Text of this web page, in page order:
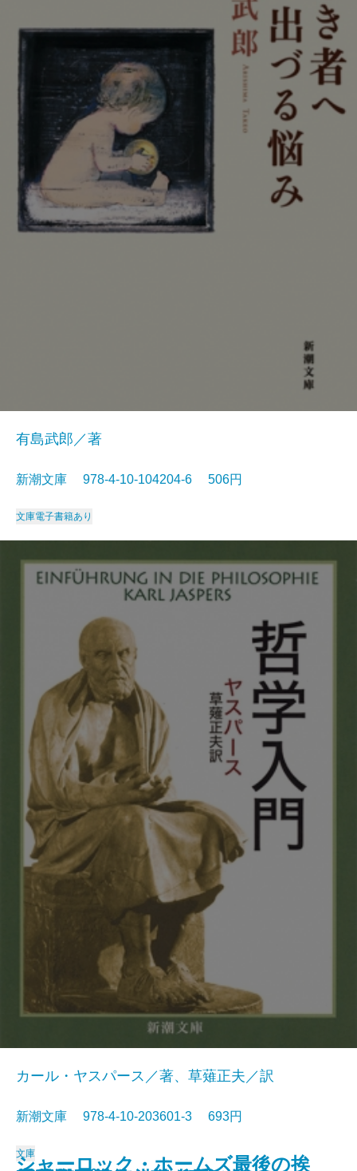
シャーロック・ホームズ最後の挨
有島武郎／著
新潮文庫 978-4-10-104204-6 506円
文庫電子書籍あり
カール・ヤスパース／著、草薙正夫／訳
新潮文庫 978-4-10-203601-3 693円
文庫